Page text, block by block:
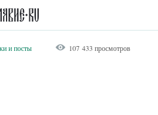
и посты 107 433 просмотров